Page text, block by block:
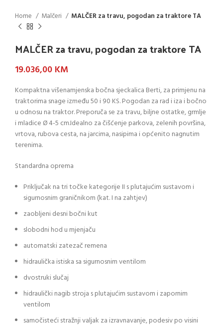
Home Malčeri MALČER za travu, pogodan za traktore TA
MALČER za travu, pogodan za traktore TA
19.036,00 KM
Kompaktna višenamjenska bočna sjeckalica Berti, za primjenu na
traktorima snage između 50 i 90 KS. Pogodan za rad i iza i bočno
u odnosu na traktor. Preporuča se za travu, biljne ostatke, grmlje
i mladice Ø 4-5 cm.Idealno za čišćenje parkova, zelenih površina,
vrtova, rubova cesta, na jarcima, nasipima i općenito nagnutim
terenima.
Standardna oprema
Priključak na tri točke kategorije II s plutajućim sustavom i
sigurnosnim graničnikom (kat. I na zahtjev)
zaobljeni desni bočni kut
slobodni hod u mjenjaču
automatski zatezač remena
hidraulička istiska sa sigurnosnim ventilom
dvostruki slučaj
hidraulički nagib stroja s plutajućim sustavom i zapornim
ventilom
samočisteći stražnji valjak za izravnavanje, podesiv po visini